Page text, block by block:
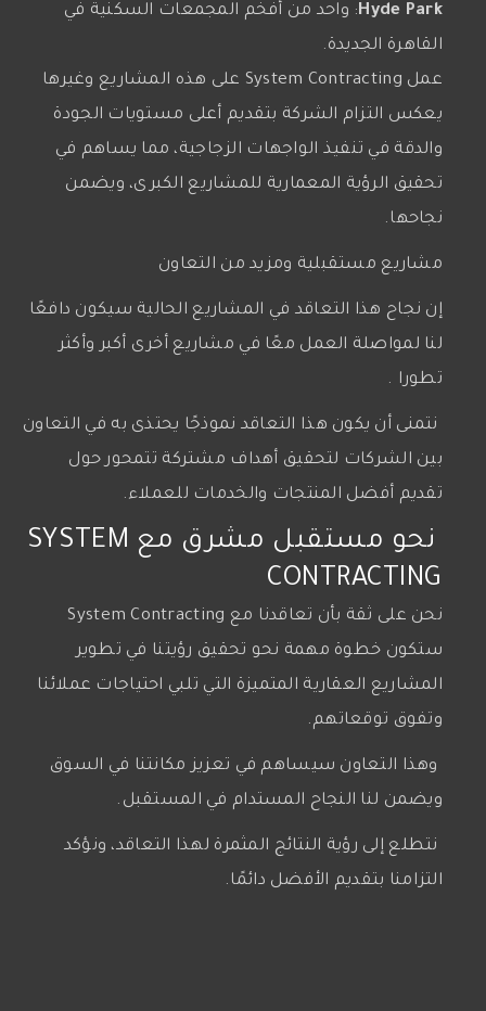
Hyde Park: واحد من أفخم المجمعات السكنية في
القاهرة الجديدة.
عمل System Contracting على هذه المشاريع وغيرها
يعكس التزام الشركة بتقديم أعلى مستويات الجودة
والدقة في تنفيذ الواجهات الزجاجية، مما يساهم في
تحقيق الرؤية المعمارية للمشاريع الكبرى، ويضمن
نجاحها.
مشاريع مستقبلية ومزيد من التعاون
إن نجاح هذا التعاقد في المشاريع الحالية سيكون دافعًا
لنا لمواصلة العمل معًا في مشاريع أخرى أكبر وأكثر
تطورا .
نتمنى أن يكون هذا التعاقد نموذجًا يحتذى به في التعاون
بين الشركات لتحقيق أهداف مشتركة تتمحور حول
تقديم أفضل المنتجات والخدمات للعملاء.
نحو مستقبل مشرق مع SYSTEM
CONTRACTING
نحن على ثقة بأن تعاقدنا مع System Contracting
ستكون خطوة مهمة نحو تحقيق رؤيتنا في تطوير
المشاريع العقارية المتميزة التي تلبي احتياجات عملائنا
وتفوق توقعاتهم.
وهذا التعاون سيساهم في تعزيز مكانتنا في السوق
ويضمن لنا النجاح المستدام في المستقبل.
نتطلع إلى رؤية النتائج المثمرة لهذا التعاقد، ونؤكد
التزامنا بتقديم الأفضل دائمًا.